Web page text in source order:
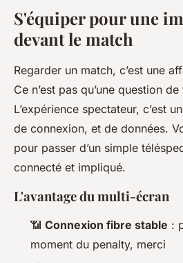
S'équiper pour une
devant le match
Regarder un match, c’est une
Ce n’est pas qu’une question
L’expérience spectateur, c’est
de connexion, et de données.
pour passer d’un simple
connecté et impliqué.
L'avantage du multi-écran
📶 Connexion fibre stable :
moment du penalty, merci